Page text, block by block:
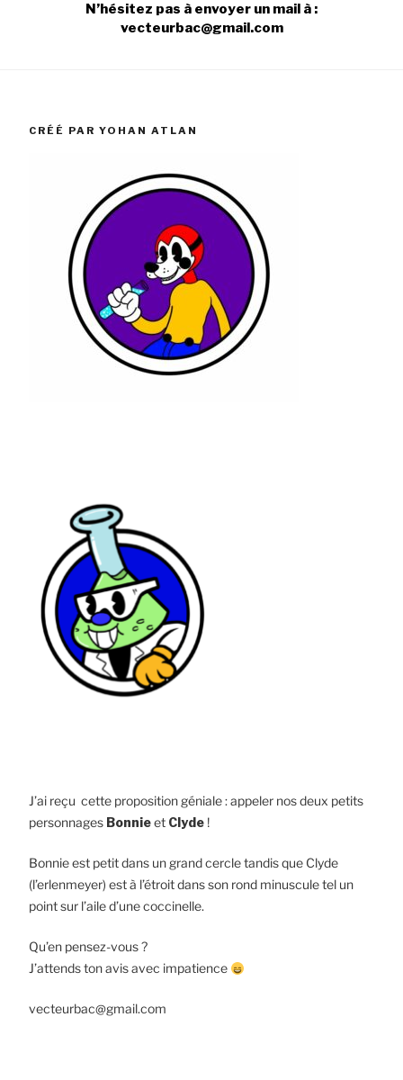
N’hésitez pas à envoyer un mail à :
vecteurbac@gmail.com
CRÉÉ PAR YOHAN ATLAN
J’ai reçu cette proposition géniale : appeler nos deux petits
personnages Bonnieet Clyde !
Bonnie est petit dans un grand cercle tandis que Clyde
(l’erlenmeyer) est à l’étroit dans son rond minuscule tel un
point sur l’aile d’une coccinelle.
Qu’en pensez-vous ?
J’attends ton avis avec impatience
vecteurbac@gmail.com